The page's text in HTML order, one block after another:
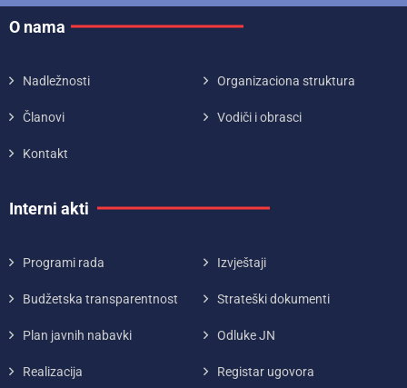
O nama
Nadležnosti Organizaciona struktura
Članovi Vodiči i obrasci
Kontakt
Interni akti
Programi rada Izvještaji
Budžetska transparentnost Strateški dokumenti
Plan javnih nabavki Odluke JN
Realizacija Registar ugovora